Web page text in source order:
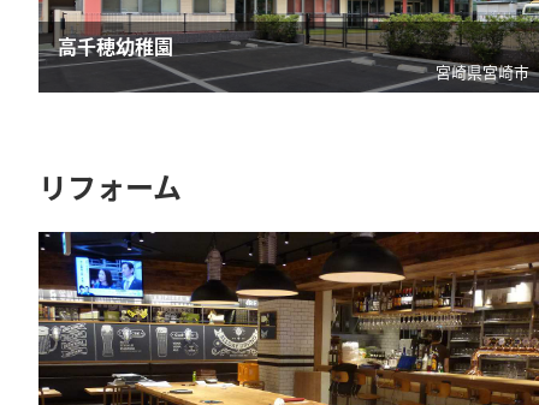
高千穂幼稚園
宮崎県宮崎市
リフォーム